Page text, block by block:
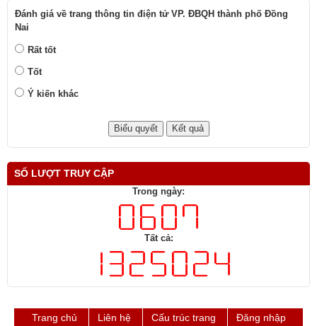
Đánh giá về trang thông tin điện tử VP. ĐBQH thành phố Đồng
Nai
Rất tốt
Tốt
Ý kiến khác
SỐ LƯỢT TRUY CẬP
Trong ngày:
Tất cả:
Trang chủ Liên hệ Cấu trúc trang Đăng nhập